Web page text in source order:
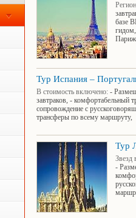
базе
Тур Испания –
В стоимость включено: -
завтраков, - комфортабельный
сопровождение с
трансферы по всему маршруту,
Тур
Звезд
-